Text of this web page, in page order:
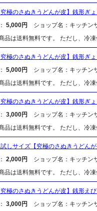
究極のさぬきうどんが皮】銭形ぎ
5,000円
ショップ名：キッチン
品は送料無料です。 ただし、冷
究極のさぬきうどんが皮】銭形ぎ
5,000円
ショップ名：キッチン
品は送料無料です。 ただし、冷
究極のさぬきうどんが皮】銭形ぎ
3,000円
ショップ名：キッチン
品は送料無料です。 ただし、冷
しサイズ【究極のさぬきうどん
2,000円
ショップ名：キッチン
品は送料無料です。 ただし、冷
究極のさぬきうどんが皮】銭形え
3,000円
ショップ名：キッチン